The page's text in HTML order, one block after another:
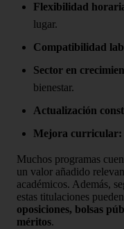
Flexibilidad
lugar.
Compatibilidad
Sector en
bienestar.
Actualización
Mejora curricular:
Muchos programas
un valor añadido
académicos. Además,
estas titulaciones
oposiciones, bolsas
méritos.